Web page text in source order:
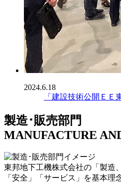
2024.6.18
「建設技術公開ＥＥ
製造･販売部門
MANUFACTURE
東邦地下工機株式会社の「製造
「安全」「サービス」を基本理